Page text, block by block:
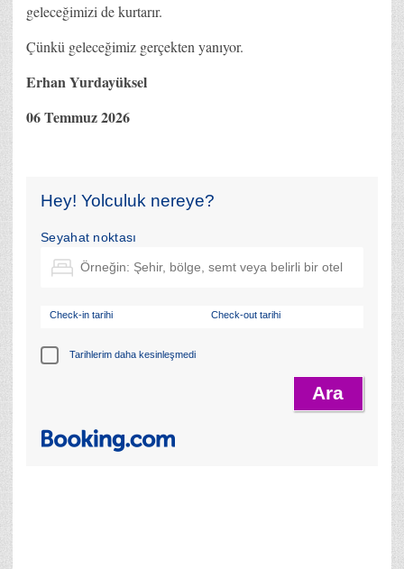
geleceğimizi de kurtarır.
Çünkü geleceğimiz gerçekten yanıyor.
Erhan Yurdayüksel
06 Temmuz 2026
Hey! Yolculuk nereye?
Seyahat noktası
Check-in tarihi Check-out tarihi
Tarihlerim daha kesinleşmedi